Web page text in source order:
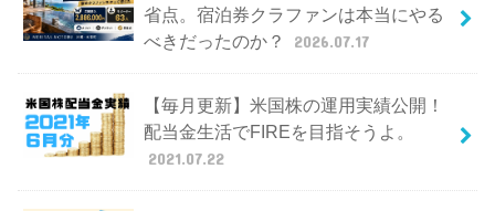
省点。宿泊券クラファンは本当にやる
べきだったのか？
2026.07.17
【毎月更新】米国株の運用実績公開！
配当金生活でFIREを目指そうよ。
2021.07.22